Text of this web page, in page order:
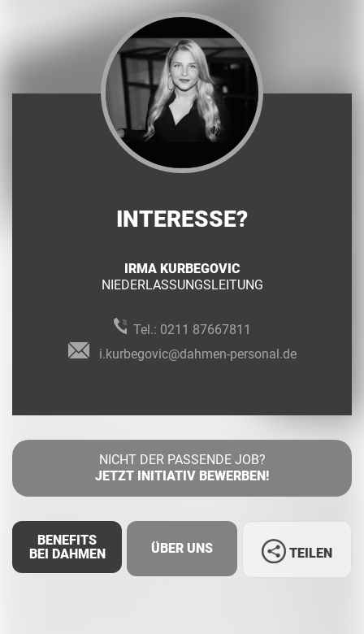
INTERESSE?
IRMA KURBEGOVIC
NIEDERLASSUNGSLEITUNG
Tel.: 0211 87667811
i.kurbegovic@dahmen-personal.de
NICHT DER PASSENDE JOB?
JETZT INITIATIV BEWERBEN!
BENEFITS
BEI DAHMEN
ÜBER UNS TEILEN